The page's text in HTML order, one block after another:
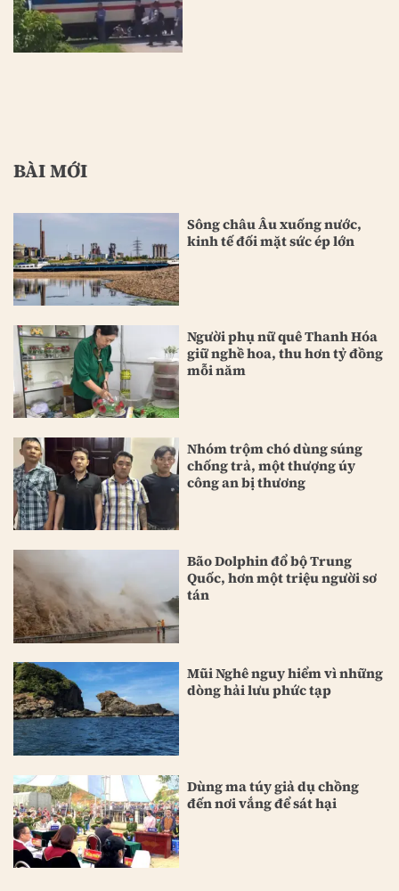
BÀI MỚI
Sông châu Âu xuống nước,
kinh tế đối mặt sức ép lớn
Người phụ nữ quê Thanh Hóa
giữ nghề hoa, thu hơn tỷ đồng
mỗi năm
Nhóm trộm chó dùng súng
chống trả, một thượng úy
công an bị thương
Bão Dolphin đổ bộ Trung
Quốc, hơn một triệu người sơ
tán
Mũi Nghê nguy hiểm vì những
dòng hải lưu phức tạp
Dùng ma túy giả dụ chồng
đến nơi vắng để sát hại